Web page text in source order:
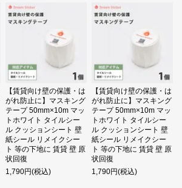
【賃貸向け壁の保護・は
がれ防止に】マスキング
テープ 50mm×10m マッ
トホワイト タイルシー
ル クッションシート 壁
紙シール リメイクシー
ト 等の下地に 賃貸 壁 原
状回復
1,790円(税込)
【賃貸向け壁の保護・は
がれ防止に】マスキング
テープ 50mm×10m マッ
トホワイト タイルシー
ル クッションシート 壁
紙シール リメイクシー
ト 等の下地に 賃貸 壁 原
状回復
1,790円(税込)